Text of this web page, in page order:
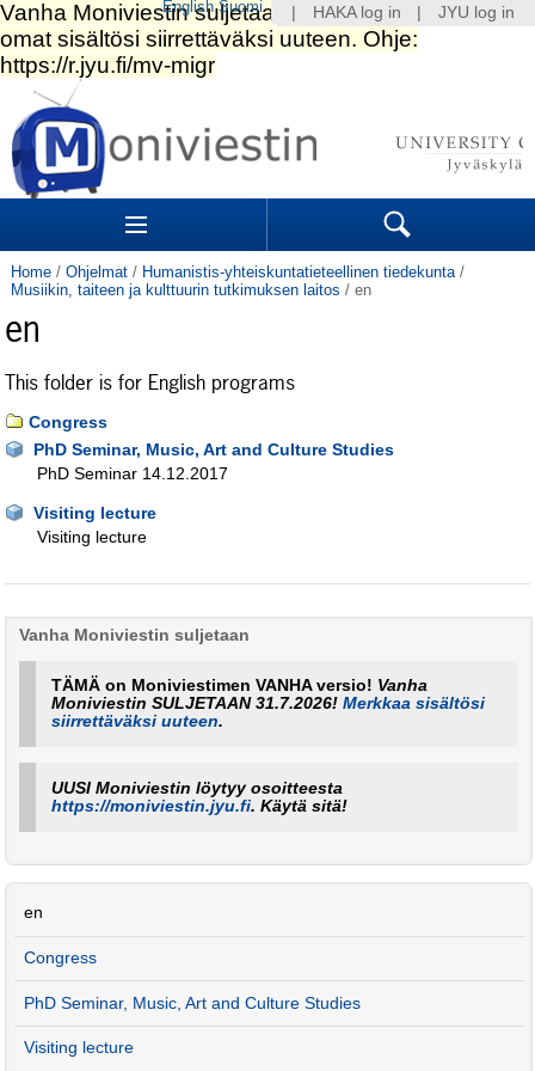
Skip
content.
|
Skip
to
Sections Search
Home / Ohjelmat / Humanistis-yhteiskuntatieteellinen tiedekunta /
Musiikin, taiteen ja kulttuurin tutkimuksen laitos / en
en
This folder is for English programs
Congress
PhD Seminar, Music, Art and Culture Studies
PhD Seminar 14.12.2017
Visiting lecture
Visiting lecture
Vanha Moniviestin suljetaan
TÄMÄ on Moniviestimen VANHA versio! Vanha
Moniviestin SULJETAAN 31.7.2026!Merkkaa sisältösi
siirrettäväksi uuteen.
UUSI Moniviestin löytyy osoitteesta
https://moniviestin.jyu.fi. Käytä sitä!
en
Congress
PhD Seminar, Music, Art and Culture Studies
Visiting lecture
HAKA log in JYU log in
English Suomi